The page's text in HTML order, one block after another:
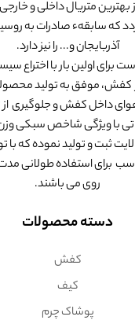
بهترین متریال داخلی و خارجی
که سابقهء صادرات به روسیه،
آذربایجان و... را نیز دارد.
برای اولین بار با اختراع
موفق به تولید محصولات
داخل کفش و جلوگیری از
با ویژگی شاخص سبکی وزن و
ثبت و تولید نموده که با
برای استفاده طولانی مدت
روی می باشند.
دسته محصولات
کفش
کیف
پوشاک چرم